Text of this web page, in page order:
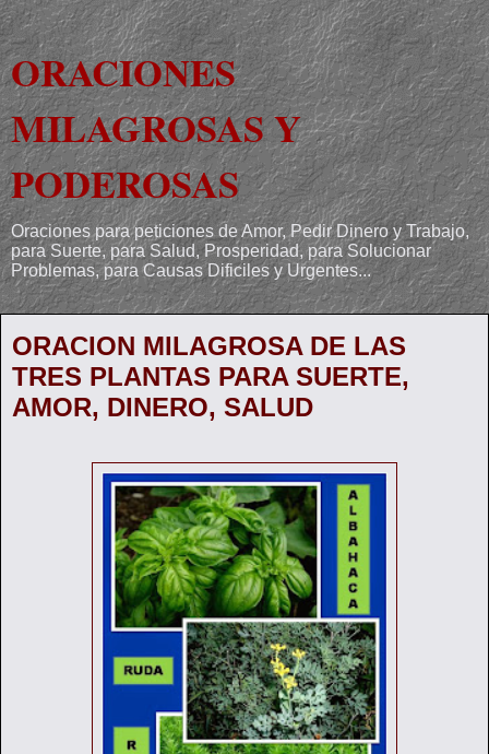
ORACIONES
MILAGROSAS Y
PODEROSAS
Oraciones para peticiones de Amor, Pedir Dinero y Trabajo,
para Suerte, para Salud, Prosperidad, para Solucionar
Problemas, para Causas Dificiles y Urgentes...
ORACION MILAGROSA DE LAS
TRES PLANTAS PARA SUERTE,
AMOR, DINERO, SALUD